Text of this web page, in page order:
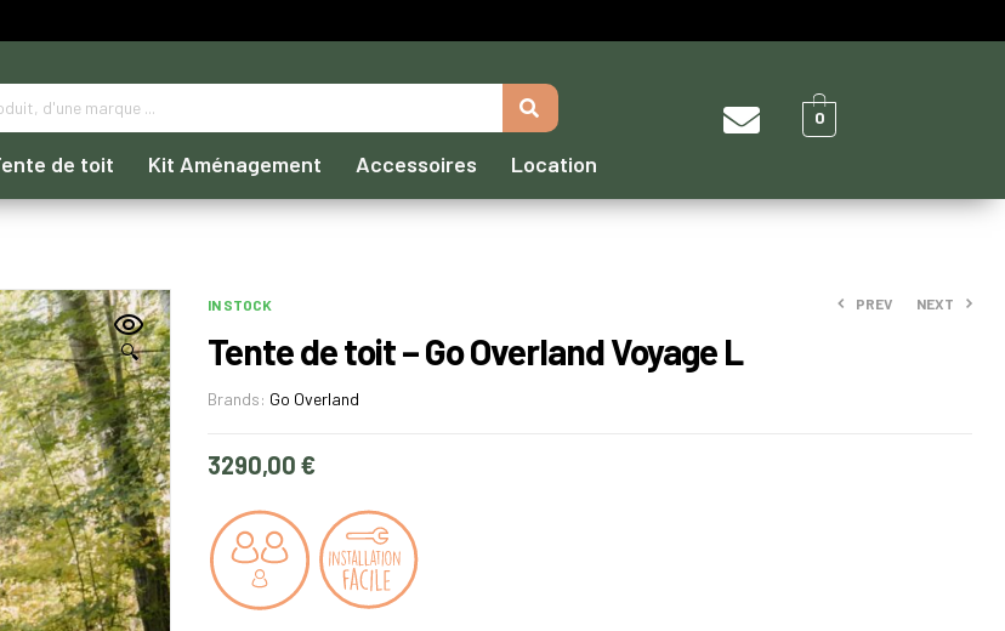
de toit Kit Aménagement Accessoires Location
0
🔍
IN STOCK PREV NEXT
Tente de toit – Go Overland Voyage L
Brands: Go Overland
3290,00 €